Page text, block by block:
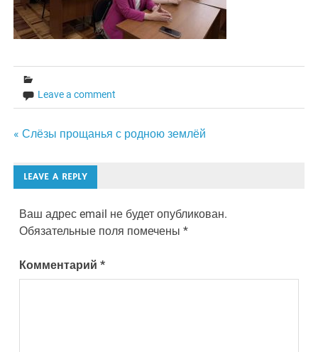
Leave a comment
Навигация
по
записям
« Слёзы прощанья с родною землёй
LEAVE A REPLY
Ваш адрес email не будет опубликован.
Обязательные поля помечены*
Комментарий*